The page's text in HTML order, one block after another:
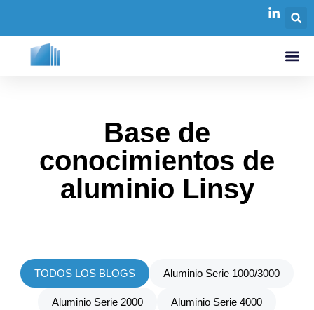
Base de
conocimientos de
aluminio Linsy
Aluminio Serie 1000/3000
Aluminio Serie 2000 Aluminio Serie 4000
TODOS LOS BLOGS